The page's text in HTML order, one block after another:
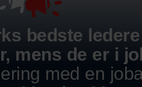
bedste
mens de er i
med en